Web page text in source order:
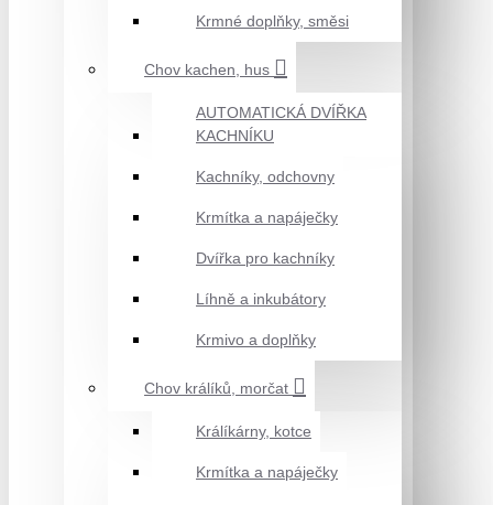
Krmné doplňky, směsi
Chov kachen, hus
AUTOMATICKÁ DVÍŘKA
KACHNÍKU
Kachníky, odchovny
Krmítka a napáječky
Dvířka pro kachníky
Líhně a inkubátory
Krmivo a doplňky
Chov králíků, morčat
Králíkárny, kotce
Krmítka a napáječky